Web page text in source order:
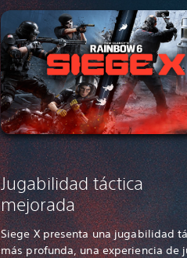
Jugabilidad táctica
mejorada
Siege X presenta una jugabilidad
más profunda, una experiencia de